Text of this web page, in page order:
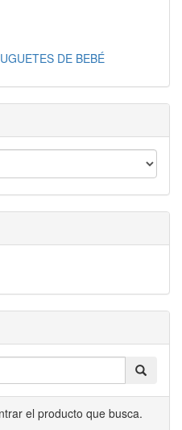
DE BEBÉ
el producto que busca.